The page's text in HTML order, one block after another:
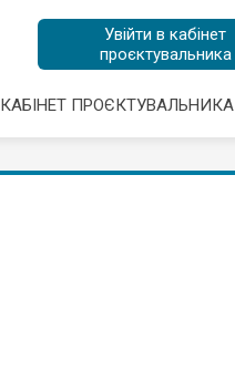
Увійти в кабінет
проєктувальника
КАБІНЕТ ПРОЄКТУВАЛЬНИКА